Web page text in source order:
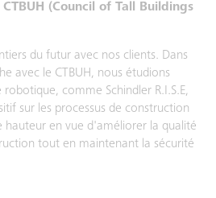
(Council of Tall Buildings
du futur avec nos clients. Dans
avec le CTBUH, nous étudions
comme Schindler R.I.S.E,
sur les processus de construction
hauteur en vue d'améliorer la qualité
tout en maintenant la sécurité